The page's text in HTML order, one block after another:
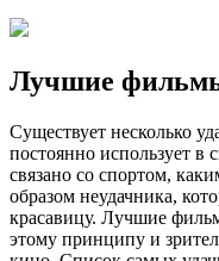
Лучшие
Существует несколько
постоянно использует в
связано со спортом,
образом неудачника,
красавицу. Лучшие
этому принципу и